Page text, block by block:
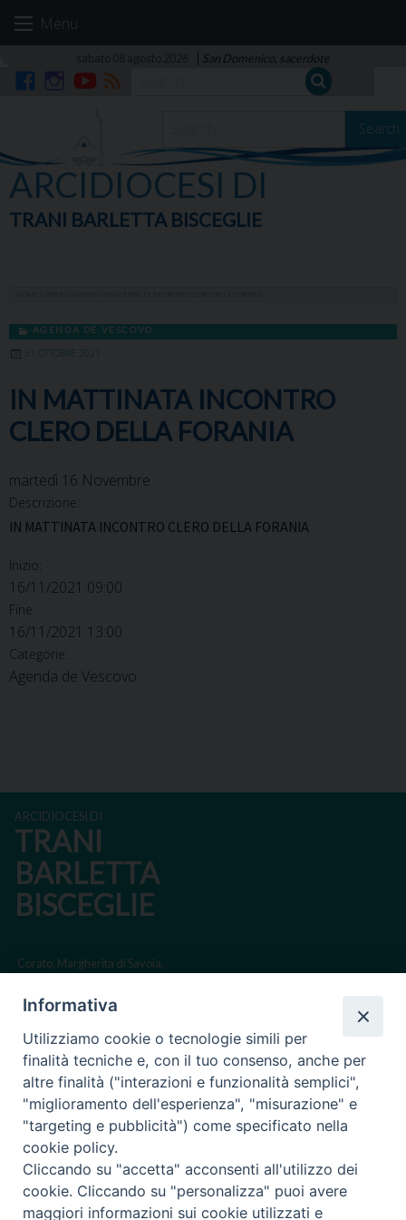
Menu
San Domenico, sacerdote
Search
ARCIDIOCESI DI
TRANI BARLETTA BISCEGLIE
AGENDA DE VESCOVO
31 OTTOBRE 2021
IN MATTINATA INCONTRO
CLERO DELLA FORANIA
martedì 16 Novembre
Descrizione:
IN MATTINATA INCONTRO CLERO DELLA FORANIA
Inizio:
16/11/2021 09:00
Fine:
16/11/2021 13:00
Categorie:
Agenda de Vescovo
ARCIDIOCESI DI
TRANI
BARLETTA
BISCEGLIE
Corato, Margherita di Savoia,
Regione ecclesiastica Puglia
Via Beltrani, 9
76125 Trani BT
Centralino Tel. 0883 494211
Cancelleria Tel. 0883 494204
cancelleria@arcidiocesitrani.it
Informativa
Utilizziamo cookie o tecnologie simili per
finalità tecniche e, con il tuo consenso, anche per
altre finalità ("interazioni e funzionalità semplici",
"miglioramento dell'esperienza", "misurazione" e
"targeting e pubblicità") come specificato nella
cookie policy.
Cliccando su "accetta" acconsenti all'utilizzo dei
cookie. Cliccando su "personalizza" puoi avere
maggiori informazioni sui cookie utilizzati e